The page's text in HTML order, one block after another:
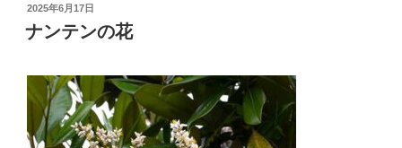
投
稿
日:
2025年6月17日
ナンテンの花